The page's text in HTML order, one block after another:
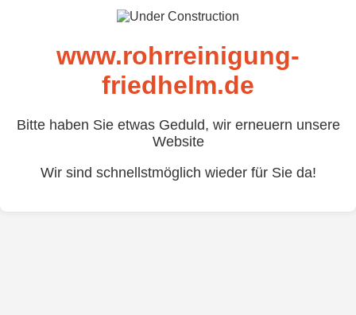
www.rohrreinigung-
friedhelm.de
Bitte haben Sie etwas Geduld, wir erneuern unsere
Website
Wir sind schnellstmöglich wieder für Sie da!